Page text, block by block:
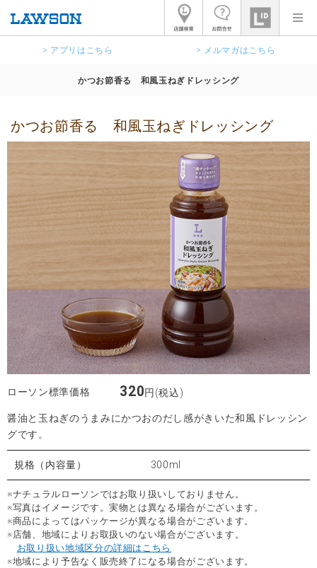
> アプリはこちら > メルマガはこちら
かつお節香る 和風玉ねぎドレッシング
かつお節香る 和風玉ねぎドレッシング
ローソン標準価格 320円(税込)
醤油と玉ねぎのうまみにかつおのだし感がきいた和風ドレッシン
グです。
規格（内容量） 300ml
※ナチュラルローソンではお取り扱いしておりません。
※写真はイメージです。実物とは異なる場合がございます。
※商品によってはパッケージが異なる場合がございます。
※店舗、地域によりお取扱いのない場合がございます。
お取り扱い地域区分の詳細はこちら
※地域により予告なく販売終了になる場合がございます。